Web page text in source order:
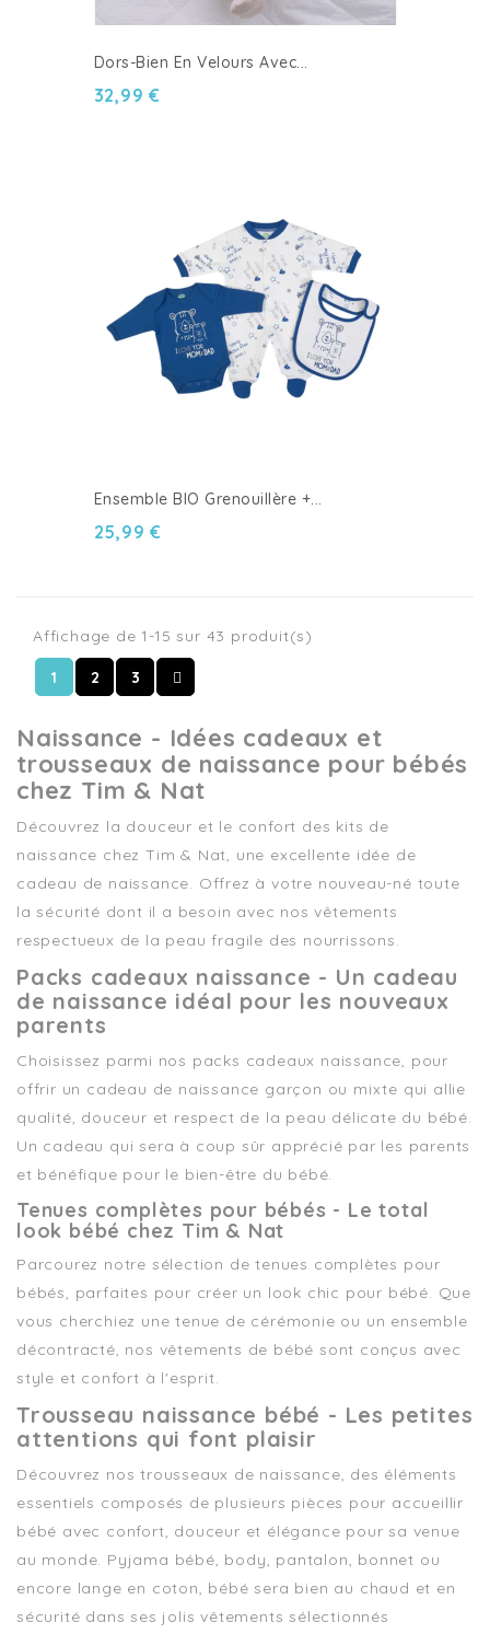
Dors-Bien En Velours Avec...
32,99 €
Ensemble BIO Grenouillère +...
25,99 €
Affichage de 1-15 sur 43 produit(s)
1 2 3
Naissance - Idées cadeaux et
trousseaux de naissance pour bébés
chez Tim & Nat
Découvrez la douceur et le confort des kits de
naissance chez Tim & Nat, une excellente idée de
cadeau de naissance. Offrez à votre nouveau-né toute
la sécurité dont il a besoin avec nos vêtements
respectueux de la peau fragile des nourrissons.
Packs cadeaux naissance - Un cadeau
de naissance idéal pour les nouveaux
parents
Choisissez parmi nos packs cadeaux naissance, pour
offrir un cadeau de naissance garçon ou mixte qui allie
qualité, douceur et respect de la peau délicate du bébé.
Un cadeau qui sera à coup sûr apprécié par les parents
et bénéfique pour le bien-être du bébé.
Tenues complètes pour bébés - Le total
look bébé chez Tim & Nat
Parcourez notre sélection de tenues complètes pour
bébés, parfaites pour créer un look chic pour bébé. Que
vous cherchiez une tenue de cérémonie ou un ensemble
décontracté, nos vêtements de bébé sont conçus avec
style et confort à l'esprit.
Trousseau naissance bébé - Les petites
attentions qui font plaisir
Découvrez nos trousseaux de naissance, des éléments
essentiels composés de plusieurs pièces pour accueillir
bébé avec confort, douceur et élégance pour sa venue
au monde. Pyjama bébé, body, pantalon, bonnet ou
encore lange en coton, bébé sera bien au chaud et en
sécurité dans ses jolis vêtements sélectionnés